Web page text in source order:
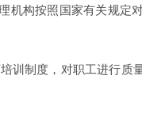
机构按照国家有关规定
训制度，对职工进行质